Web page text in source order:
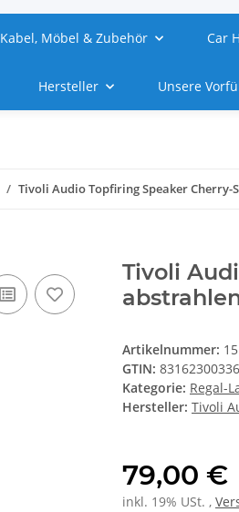
Kabel, Möbel & Zubehör Car
Hersteller Unsere
Tivoli Audio Topfiring Speaker
Tivoli
Artikelnummer:
GTIN:
Kategorie: Regal-
Hersteller: Tivoli
79,00 €
inkl. 19% USt. ,